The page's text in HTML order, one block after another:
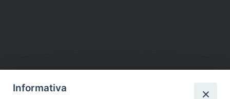
DIOCESI SUBURBICARIA DI ALBANO
Informativa